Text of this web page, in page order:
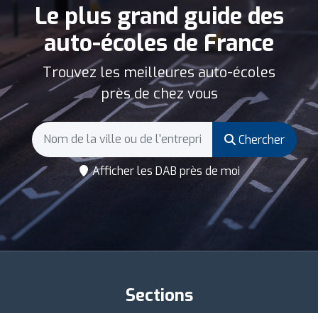
Le plus grand guide des
auto-écoles de France
Trouvez les meilleures auto-écoles
près de chez vous
Chercher
Afficher les DAB près de moi
Sections